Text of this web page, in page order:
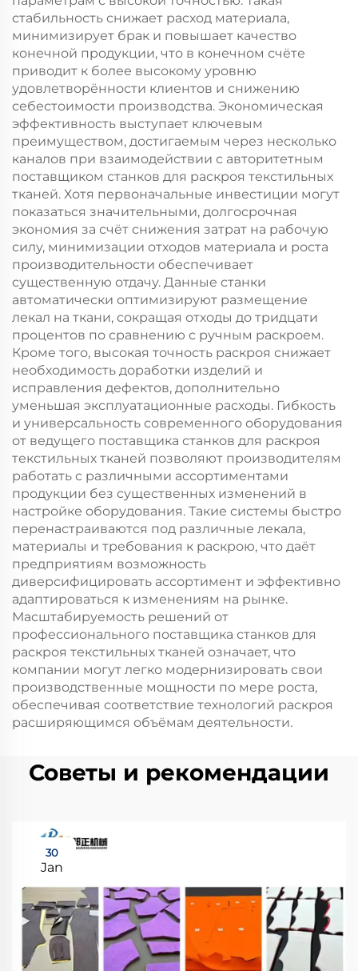
стабильность снижает расход материала,
минимизирует брак и повышает качество
конечной продукции, что в конечном счёте
приводит к более высокому уровню
удовлетворённости клиентов и снижению
себестоимости производства. Экономическая
эффективность выступает ключевым
преимуществом, достигаемым через несколько
каналов при взаимодействии с авторитетным
поставщиком станков для раскроя текстильных
тканей. Хотя первоначальные инвестиции могут
показаться значительными, долгосрочная
экономия за счёт снижения затрат на рабочую
силу, минимизации отходов материала и роста
производительности обеспечивает
существенную отдачу. Данные станки
автоматически оптимизируют размещение
лекал на ткани, сокращая отходы до тридцати
процентов по сравнению с ручным раскроем.
Кроме того, высокая точность раскроя снижает
необходимость доработки изделий и
исправления дефектов, дополнительно
уменьшая эксплуатационные расходы. Гибкость
и универсальность современного оборудования
от ведущего поставщика станков для раскроя
текстильных тканей позволяют производителям
работать с различными ассортиментами
продукции без существенных изменений в
настройке оборудования. Такие системы быстро
перенастраиваются под различные лекала,
материалы и требования к раскрою, что даёт
предприятиям возможность
диверсифицировать ассортимент и эффективно
адаптироваться к изменениям на рынке.
Масштабируемость решений от
профессионального поставщика станков для
раскроя текстильных тканей означает, что
компании могут легко модернизировать свои
производственные мощности по мере роста,
обеспечивая соответствие технологий раскроя
расширяющимся объёмам деятельности.
Советы и рекомендации
30
Jan